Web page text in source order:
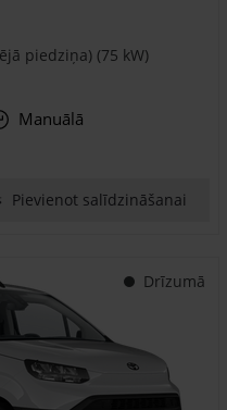
piedziņa) (75 kW)
Manuālā
Pievienot salīdzināšanai
Drīzumā